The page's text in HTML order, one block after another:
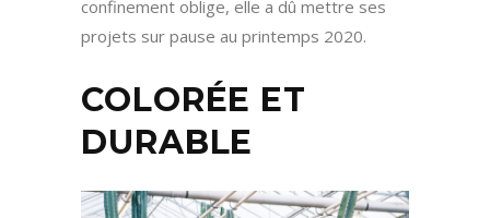
confinement oblige, elle a dû mettre ses
projets sur pause au printemps 2020.
COLORÉE ET
DURABLE